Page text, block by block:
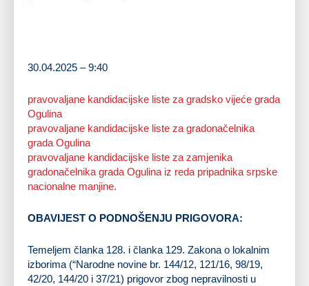
30.04.2025 – 9:40
pravovaljane kandidacijske liste za gradsko vijeće grada
Ogulina
pravovaljane kandidacijske liste za gradonačelnika
grada Ogulina
pravovaljane kandidacijske liste za zamjenika
gradonačelnika grada Ogulina iz reda pripadnika srpske
nacionalne manjine.
OBAVIJEST O PODNOŠENJU PRIGOVORA:
Temeljem članka 128. i članka 129. Zakona o lokalnim
izborima (“Narodne novine br. 144/12, 121/16, 98/19,
42/20, 144/20 i 37/21) prigovor zbog nepravilnosti u